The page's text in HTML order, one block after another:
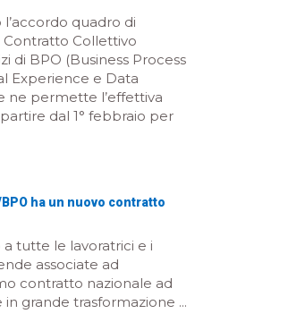
quadro di
Contratto Collettivo
di BPO (Business Process
Experience e Data
ne permette l’effettiva
dal 1° febbraio per
ha un nuovo contratto
tutte le lavoratrici e i
associate ad
contratto nazionale ad
grande trasformazione ...